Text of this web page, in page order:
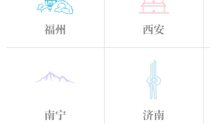
福州 西安
南宁 济南